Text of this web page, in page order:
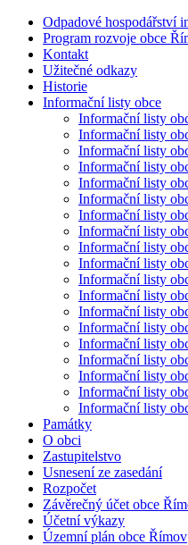
Odpadové hospodářství
Program rozvoje obce
Kontakt
Užitečné odkazy
Historie
Informační listy obce
Informační listy
Informační listy
Informační listy
Informační listy
Informační listy
Informační listy
Informační listy
Informační listy
Informační listy
Informační listy
Informační listy
Informační listy
Informační listy
Informační listy
Informační listy
Informační listy
Informační listy
Informační listy
Informační listy
Památky
O obci
Zastupitelstvo
Usnesení ze zasedání
Rozpočet
Závěrečný účet obce
Účetní výkazy
Územní plán obce Římov